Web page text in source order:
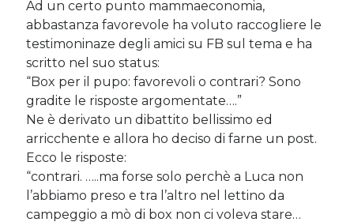
Tecnologia(13)
Web marketing (19)
Post più recenti
Le criptovalute secondo me: l’avventura di Eticoin
TEDx, intercalari e perimenopausa
11 Febbraio 2025
Come ho fatto Educazione Finanziaria nei soggiorni estivi per
bambini e ragazzi
12 Gennaio 2024
Ad un certo punto mammaeconomia,
abbastanza favorevole ha voluto raccogliere le
testimoninaze degli amici su FB sul tema e ha
scritto nel suo status:
“Box per il pupo: favorevoli o contrari? Sono
gradite le risposte argomentate….”
Ne è derivato un dibattito bellissimo ed
arricchente e allora ho deciso di farne un post.
Ecco le risposte:
“contrari. …..ma forse solo perchè a Luca non
l’abbiamo preso e tra l’altro nel lettino da
campeggio a mò di box non ci voleva stare…